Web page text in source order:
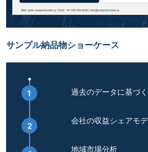
サンプル納品物ショーケース
過去のデータに基づ
会社の収益シェアモ
地域市場分析